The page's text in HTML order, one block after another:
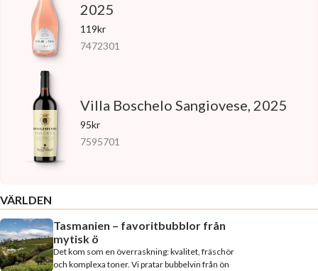
2025
119kr
7472301
Villa Boschelo Sangiovese, 2025
95kr
7595701
VÄRLDEN
Tasmanien – favoritbubblor från
mytisk ö
Det kom som en överraskning: kvalitet, fräschör
och komplexa toner. Vi pratar bubbelvin från ön